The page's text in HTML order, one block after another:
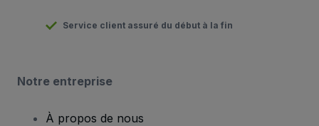
Service client assuré du début à la fin
Notre entreprise
À propos de nous